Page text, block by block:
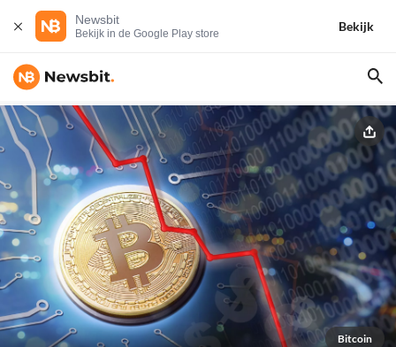
Newsbit
Bekijk in de Google Play store
Bekijk
Bitcoin